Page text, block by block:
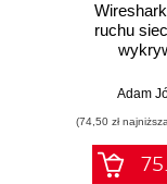
ruchu
Adam
(74,50 zł